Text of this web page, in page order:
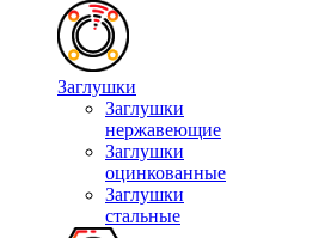
Заглушки
Заглушки
нержавеющие
Заглушки
оцинкованные
Заглушки
стальные